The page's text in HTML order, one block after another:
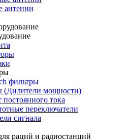
антенни
фильтры
(Дилители мощности)
постоянного тока
переключатели
сигнала